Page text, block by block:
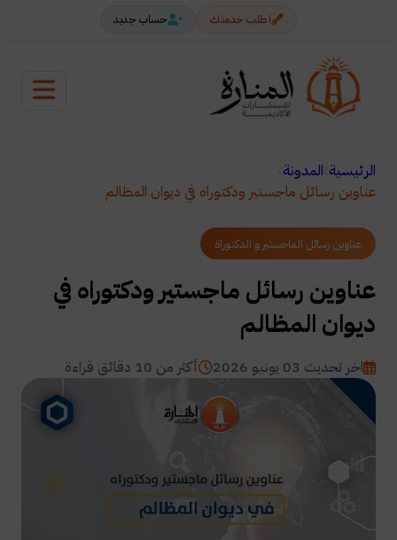
اطلب خدمتك حساب جديد
الرئيسية المدونة
عناوين رسائل ماجستير ودكتوراه في ديوان المظالم
عناوين رسائل الماجستير و الدكتوراة
عناوين رسائل ماجستير ودكتوراه في
ديوان المظالم
اخر تحديث 03 يونيو 2026 أكثر من 10 دقائق قراءة